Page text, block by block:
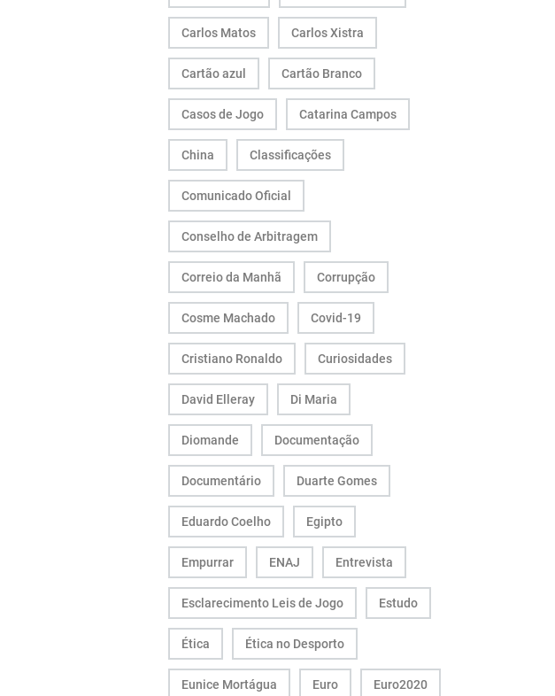
Carlos Matos Carlos Xistra
Cartão azul Cartão Branco
Casos de Jogo Catarina Campos
China Classificações
Comunicado Oficial
Conselho de Arbitragem
Correio da Manhã Corrupção
Cosme Machado Covid-19
Cristiano Ronaldo Curiosidades
David Elleray Di Maria
Diomande Documentação
Documentário Duarte Gomes
Eduardo Coelho Egipto
Empurrar ENAJ Entrevista
Esclarecimento Leis de Jogo Estudo
Ética Ética no Desporto
Eunice Mortágua Euro Euro2020